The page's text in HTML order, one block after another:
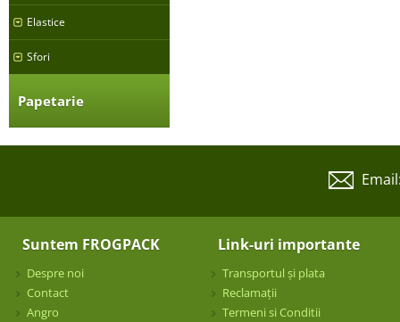
Elastice
Sfori
Papetarie
Suntem FROGPACK
Despre noi
Contact
Angro
Link-uri importante
Transportul și plata
Reclamații
Termeni si Conditii